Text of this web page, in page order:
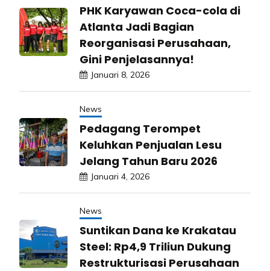
PHK Karyawan Coca-cola di
Atlanta Jadi Bagian
Reorganisasi Perusahaan,
Gini Penjelasannya!
Januari 8, 2026
News
Pedagang Terompet
Keluhkan Penjualan Lesu
Jelang Tahun Baru 2026
Januari 4, 2026
News
Suntikan Dana ke Krakatau
Steel: Rp4,9 Triliun Dukung
Restrukturisasi Perusahaan